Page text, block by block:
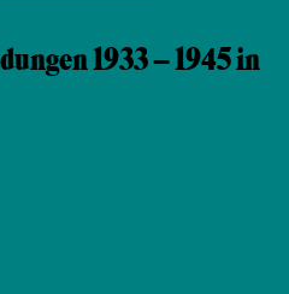
1933 – 1945 in